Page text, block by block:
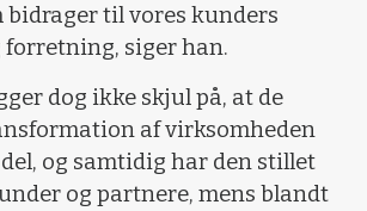
bidrager til vores kunders
siger han.
dog ikke skjul på, at de
af virksomheden
og samtidig har den stillet
og partnere, mens blandt